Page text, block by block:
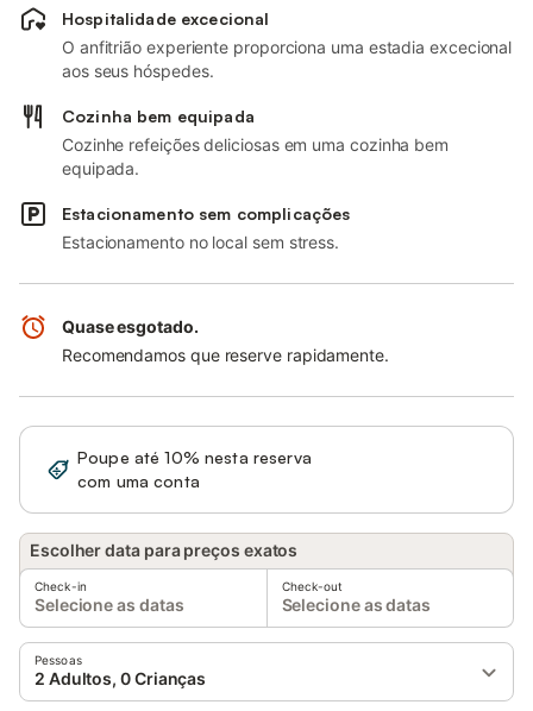
Hospitalidade excecional
O anfitrião experiente proporciona uma estadia excecional
aos seus hóspedes.
Cozinha bem equipada
Cozinhe refeições deliciosas em uma cozinha bem
equipada.
Estacionamento sem complicações
Estacionamento no local sem stress.
Quase esgotado.
Recomendamos que reserve rapidamente.
Poupe até 10% nesta reserva
com uma conta
Escolher data para preços exatos
Check-in
Selecione as datas
Check-out
Selecione as datas
Pessoas
2 Adultos, 0 Crianças